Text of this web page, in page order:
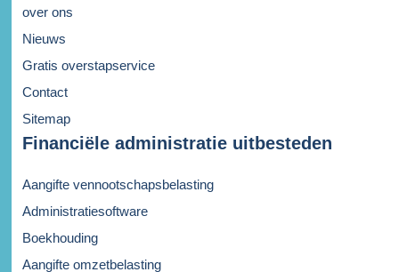
over ons
Nieuws
Gratis overstapservice
Contact
Sitemap
Financiële administratie uitbesteden
Aangifte vennootschapsbelasting
Administratiesoftware
Boekhouding
Aangifte omzetbelasting